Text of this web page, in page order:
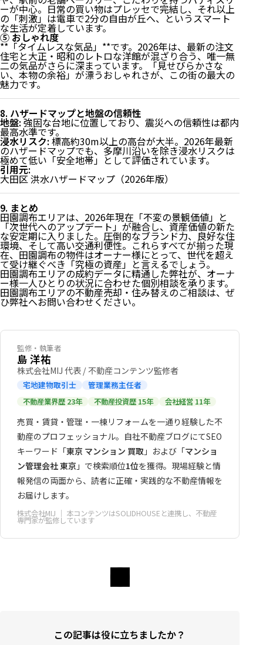
ーが中心。日常の買い物はプレッセで完結し、それ以上
の「刺激」は電車で2分の自由が丘へ、というスマート
な生活が定着しています。
⑤ おしゃれ度
**「タイムレスな気品」**です。2026年は、最新の注文
住宅と大正・昭和のレトロな洋館が混ざり合う、唯一無
二の気品がさらに深まっています。「見せびらかさな
い、本物の余裕」が漂うおしゃれさが、この街の最大の
魅力です。
8. ハザードマップと地盤の信頼性
地盤:強固な台地に位置しており、震災への信頼性は都内
最高水準です。
浸水リスク:標高約30m以上の高台が大半。2026年最新
のハザードマップでも、多摩川沿いを除き浸水リスクは
極めて低い「安全地帯」として評価されています。
引用元:
大田区 洪水ハザードマップ（2026年版）
9. まとめ
田園調布エリアは、2026年現在「不変の景観価値」と
「次世代へのアップデート」が融合し、資産価値の新た
な安定期に入りました。圧倒的なブランド力、良好な住
環境、そして高い交通利便性。これらすべてが揃った現
在、田園調布の物件はオーナー様にとって、世代を超え
て受け継ぐべき「究極の資産」と言えるでしょう。
田園調布エリアの成約データに精通した弊社が、オーナ
ー様一人ひとりの状況に合わせた個別相談を承ります。
田園調布エリアの不動産売却・住み替えのご相談は、ぜ
ひ弊社へお問い合わせください。
監修・執筆者
島 洋祐
株式会社MIJ 代表 / 不動産コンテンツ監修者
宅地建物取引士 管理業務主任者
不動産業界歴 23年 不動産投資歴 15年 会社経営 11年
売買・賃貸・管理・一棟リフォームを一通り経験した不
動産のプロフェッショナル。自社不動産ブログにてSEO
キーワード「東京 マンション 買取 」および「マンショ
ン管理会社 東京 」で検索順位1位を獲得。現場経験と情
報発信の両面から、読者に正確・実践的な不動産情報を
お届けします。
株式会社MIJ ｜ 本コンテンツはSOLIDHOUSEと連携し、不動産
専門家が監修しています
この記事は役に立ちましたか？
な「Wライン」
2. 買い物・QOL：駅前の「プレッセ」と自由が丘を庭
にする生活
3. 公共施設・教育・医療機関一覧：大田区の「良質な
文教環境」
4. 2026年最新：エリアを牽引する動向
5. エリア別人気度と特徴分析
6. 市場価値分析：地価+5.3%超の「安定成長」と「10
段階評価：9/10」
7. 独自視点：住まい心地のリアル（こだわり5項目）
8. ハザードマップと地盤の信頼性
9. まとめ